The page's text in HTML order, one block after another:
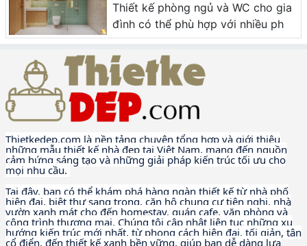
Thiết kế phòng ngủ và WC cho gia
đình có thể phù hợp với nhiều ph
Thietkedep.com là nền tảng chuyên tổng hợp và giới thiệu
những mẫu thiết kế nhà đẹp tại Việt Nam, mang đến nguồn
cảm hứng sáng tạo và những giải pháp kiến trúc tối ưu cho
mọi nhu cầu.
Tại đây, bạn có thể khám phá hàng ngàn thiết kế từ nhà phố
hiện đại, biệt thự sang trọng, căn hộ chung cư tiện nghi, nhà
vườn xanh mát cho đến homestay, quán cafe, văn phòng và
công trình thương mại. Chúng tôi cập nhật liên tục những xu
hướng kiến trúc mới nhất, từ phong cách hiện đại, tối giản, tân
cổ điển, đến thiết kế xanh bền vững, giúp bạn dễ dàng lựa